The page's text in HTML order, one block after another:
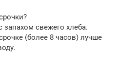
запахом свежего хлеба.
(более 8 часов) лучше